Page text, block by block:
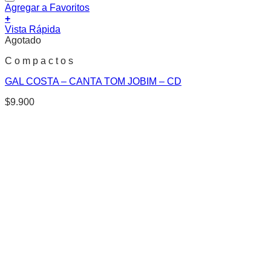
Agregar a Favoritos
+
Vista Rápida
Agotado
C o m p a c t o s
GAL COSTA – CANTA TOM JOBIM – CD
$9.900